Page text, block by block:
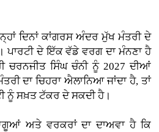
ਦਿਨਾਂ ਕਾਂਗਰਸ ਅੰਦਰ ਮੁੱਖ ਮੰਤਰੀ ਦੇ
ਪਾਰਟੀ ਦੇ ਇੱਕ ਵੱਡੇ ਵਰਗ ਦਾ ਮੰਨਣਾ ਹੈ
ਚਰਨਜੀਤ ਸਿੰਘ ਚੰਨੀ ਨੂੰ 2027 ਦੀਆਂ
ਦਾ ਚਿਹਰਾ ਐਲਾਨਿਆ ਜਾਂਦਾ ਹੈ, ਤਾਂ
ਨੂੰ ਸਖ਼ਤ ਟੱਕਰ ਦੇ ਸਕਦੀ ਹੈ।
ਅਤੇ ਵਰਕਰਾਂ ਦਾ ਦਾਅਵਾ ਹੈ ਕਿ